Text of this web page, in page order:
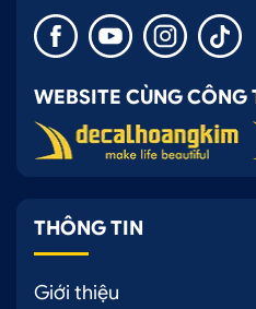
WEBSITE CÙNG CÔNG
THÔNG TIN
Giới thiệu